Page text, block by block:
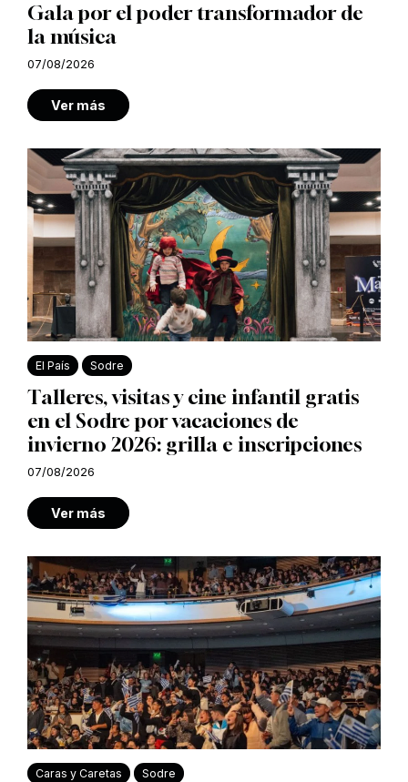
Gala por el poder transformador de
la música
07/08/2026
Ver más
El País Sodre
Talleres, visitas y cine infantil gratis
en el Sodre por vacaciones de
invierno 2026: grilla e inscripciones
07/08/2026
Ver más
Caras y Caretas Sodre